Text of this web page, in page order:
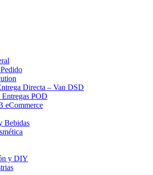
Directa – Van DSD
Entregas POD
eCommerce
Bebidas
y DIY